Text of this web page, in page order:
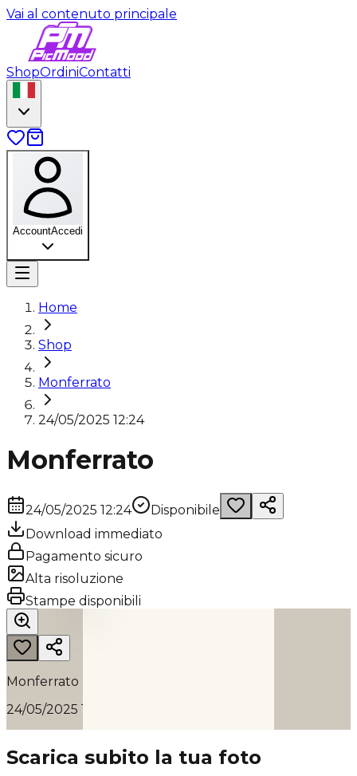
Vai al contenuto principale
ShopOrdiniContatti
AccountAccedi
Home
Shop
Monferrato
24/05/2025 12:24
Monferrato
24/05/2025 12:24
Disponibile
Download immediato
Pagamento sicuro
Alta risoluzione
Stampe disponibili
Monferrato
24/05/2025 12:24
Scarica subito la tua foto